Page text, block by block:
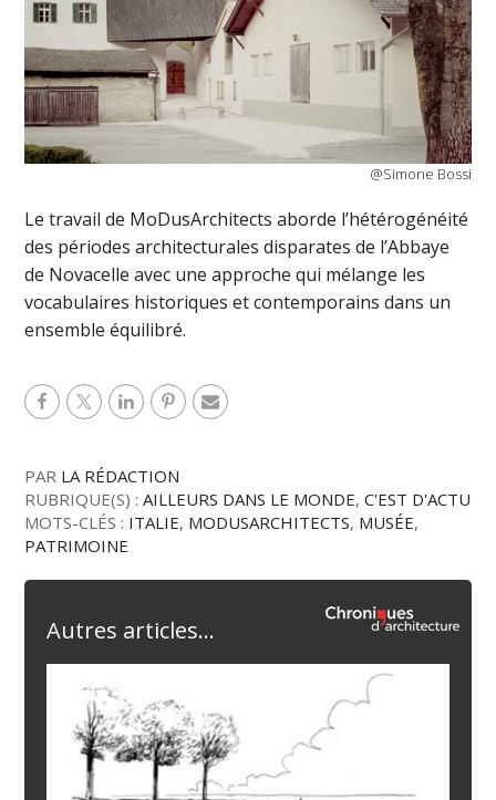
@Simone Bossi
Le travail de MoDusArchitects aborde l’hétérogénéité
des périodes architecturales disparates de l’Abbaye
de Novacelle avec une approche qui mélange les
vocabulaires historiques et contemporains dans un
ensemble équilibré.
PAR LA RÉDACTION
RUBRIQUE(S) :AILLEURS DANS LE MONDE,C'EST D'ACTU
MOTS-CLÉS : ITALIE, MODUSARCHITECTS, MUSÉE,
PATRIMOINE
Autres articles...